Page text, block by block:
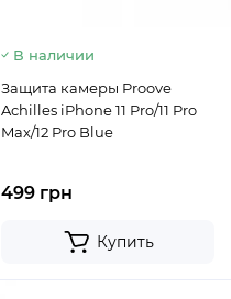
В наличии
Защита камеры Proove
Achilles iPhone 11 Pro/11 Pro
Max/12 Pro Blue
499 грн
Купить